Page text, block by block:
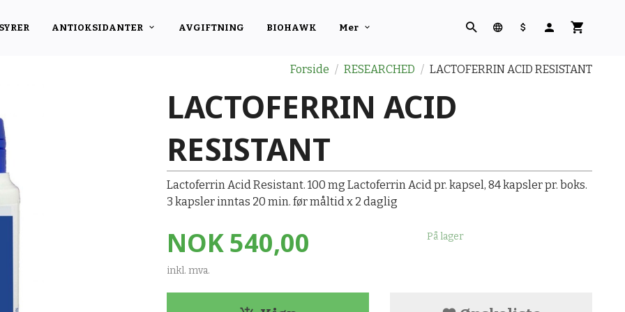
ANTIOKSIDANTER AVGIFTNING BIOHAWK Mer
Forside RESEARCHED LACTOFERRIN ACID RESISTANT
LACTOFERRIN ACID
RESISTANT
Lactoferrin Acid Resistant. 100 mg Lactoferrin Acid pr. kapsel, 84 kapsler pr. boks.
3 kapsler inntas 20 min. før måltid x 2 daglig
Pris
NOK540,00
inkl. mva.
På lager